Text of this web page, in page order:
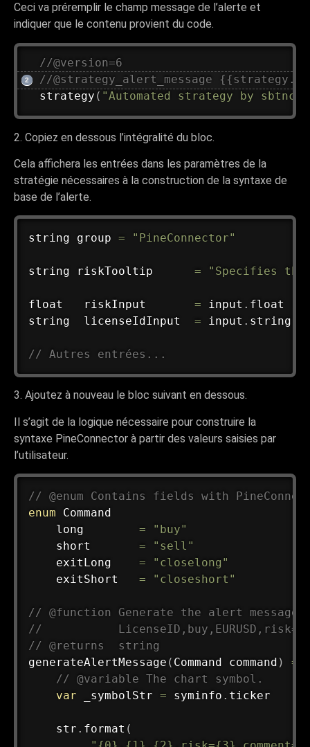
Ceci va préremplir le champ message de l’alerte et
indiquer que le contenu provient du code.
//@version=6
//@strategy_alert_message
strategy ( "Automated strategy by sbtnc"
2. Copiez en dessous l’intégralité du bloc.
Cela affichera les entrées dans les paramètres de la
stratégie nécessaires à la construction de la syntaxe de
base de l’alerte.
string group = "PineConnector"
string riskTooltip = "Specifies the
float   riskInput = input . float
string  licenseIdInput = input . string
// Autres entrées...
3. Ajoutez à nouveau le bloc suivant en dessous.
Il s’agit de la logique nécessaire pour construire la
syntaxe PineConnector à partir des valeurs saisies par
l’utilisateur.
// @enum Contains fields with
enum Command
    long
=
"buy"
    short
=
"sell"
    exitLong
=
"closelong"
    exitShort
= "closeshort"
// @function Generate the alert
//           LicenseID,buy,EURUSD,risk=1
// @returns  string
generateAlertMessage ( Command command )
=>
// @variable The chart symbol.
var _symbolStr = syminfo . ticker
    str
. format (